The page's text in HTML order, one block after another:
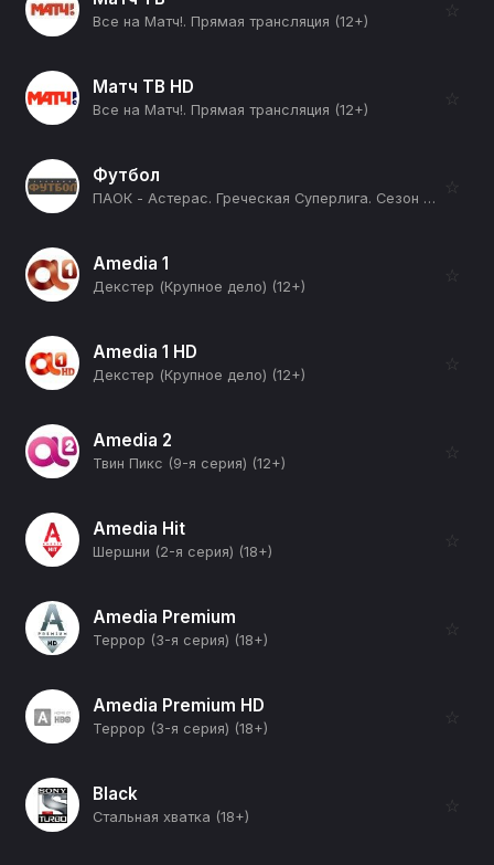
Все на Матч!. Прямая трансляция (12+)
☆
Матч ТВ HD
Все на Матч!. Прямая трансляция (12+)
☆
Футбол
ПАОК - Астерас. Греческая Суперлига. Сезон 25/26 (12+)
☆
Amedia 1
Декстер (Крупное дело) (12+)
☆
Amedia 1 HD
Декстер (Крупное дело) (12+)
☆
Amedia 2
Твин Пикс (9-я серия) (12+)
☆
Amedia Hit
Шершни (2-я серия) (18+)
☆
Amedia Premium
Террор (3-я серия) (18+)
☆
Amedia Premium HD
Террор (3-я серия) (18+)
☆
Black
Стальная хватка (18+)
☆